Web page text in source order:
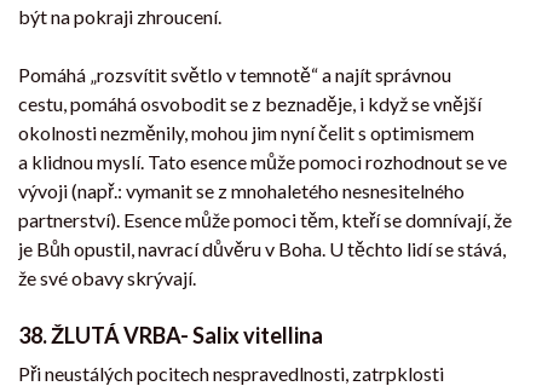
být na pokraji zhroucení.
Pomáhá „rozsvítit světlo v temnotě“ a najít správnou
cestu,pomáhá osvobodit se z beznaděje, i když se vnější
okolnosti nezměnily, mohou jim nyní čelit s optimismem
a klidnou myslí. Tato esence může pomoci rozhodnout se ve
vývoji (např.: vymanit se z mnohaletého nesnesitelného
partnerství). Esence může pomoci těm, kteří se domnívají, že
je Bůh opustil, navrací důvěru v Boha. U těchto lidí se stává,
že své obavy skrývají.
38. ŽLUTÁ VRBA- Salix vitellina
Při neustálých pocitech nespravedlnosti, zatrpklosti